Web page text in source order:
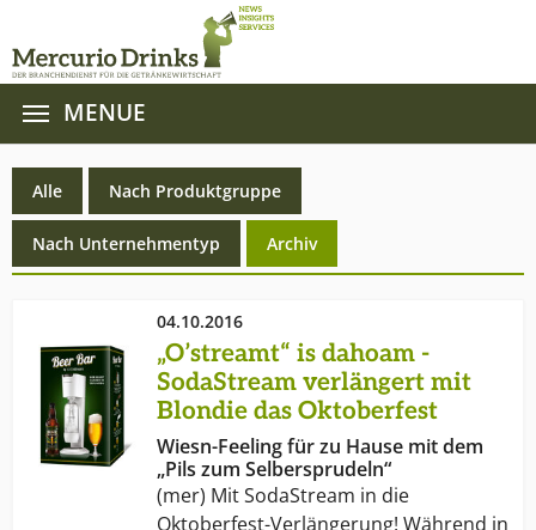
MENUE
Alle Nach Produktgruppe
Nach Unternehmentyp Archiv(current)
04.10.2016
„O’streamt“ is dahoam -
SodaStream verlängert mit
Blondie das Oktoberfest
Wiesn-Feeling für zu Hause mit dem
„Pils zum Selbersprudeln“
(mer) Mit SodaStream in die
Oktoberfest-Verlängerung! Während in